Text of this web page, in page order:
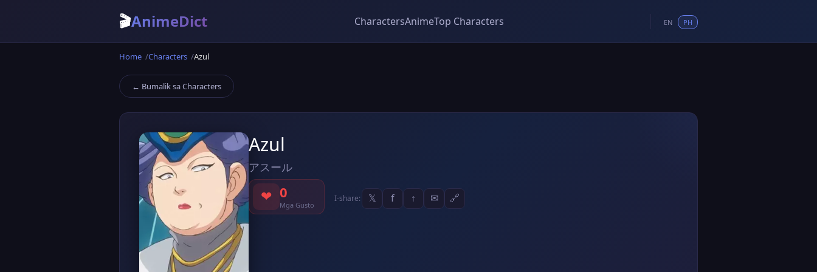
🎬AnimeDict CharactersAnimeTop Characters EN PH
Home Characters Azul
← Bumalik sa Characters
Azul
アスール
❤ 0
Mga Gusto
I-share: 𝕏 f ↑ ✉ 🔗